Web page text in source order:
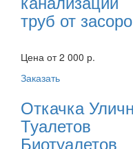
труб от
Цена от 2 000 р.
Заказать
Откачка
Туалетов
Биотуалетов